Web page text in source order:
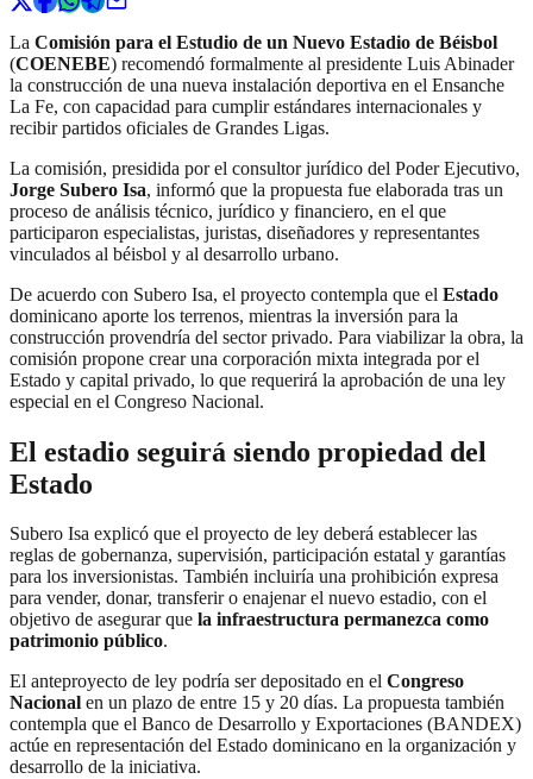
La Comisión para el Estudio de un Nuevo Estadio de Béisbol
(COENEBE) recomendó formalmente al presidente Luis Abinader
la construcción de una nueva instalación deportiva en el Ensanche
La Fe, con capacidad para cumplir estándares internacionales y
recibir partidos oficiales de Grandes Ligas.
La comisión, presidida por el consultor jurídico del Poder Ejecutivo,
Jorge Subero Isa, informó que la propuesta fue elaborada tras un
proceso de análisis técnico, jurídico y financiero, en el que
participaron especialistas, juristas, diseñadores y representantes
vinculados al béisbol y al desarrollo urbano.
De acuerdo con Subero Isa, el proyecto contempla que el Estado
dominicano aporte los terrenos, mientras la inversión para la
construcción provendría del sector privado. Para viabilizar la obra, la
comisión propone crear una corporación mixta integrada por el
Estado y capital privado, lo que requerirá la aprobación de una ley
especial en el Congreso Nacional.
El estadio seguirá siendo propiedad del
Estado
Subero Isa explicó que el proyecto de ley deberá establecer las
reglas de gobernanza, supervisión, participación estatal y garantías
para los inversionistas. También incluiría una prohibición expresa
para vender, donar, transferir o enajenar el nuevo estadio, con el
objetivo de asegurar que la infraestructura permanezca como
patrimonio público.
El anteproyecto de ley podría ser depositado en el Congreso
Nacional en un plazo de entre 15 y 20 días. La propuesta también
contempla que el Banco de Desarrollo y Exportaciones (BANDEX)
actúe en representación del Estado dominicano en la organización y
desarrollo de la iniciativa.